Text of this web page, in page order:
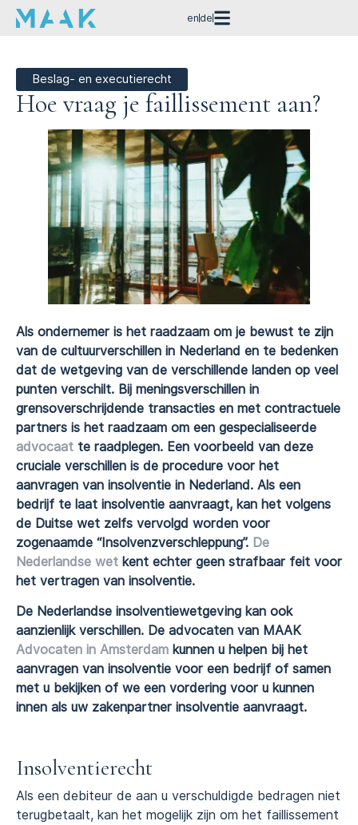
en de
Beslag- en executierecht
Hoe vraag je faillissement aan?
Als ondernemer is het raadzaam om je bewust te zijn
van de cultuurverschillen in Nederland en te bedenken
dat de wetgeving van de verschillende landen op veel
punten verschilt. Bij meningsverschillen in
grensoverschrijdende transacties en met contractuele
partners is het raadzaam om een gespecialiseerde
advocaat te raadplegen. Een voorbeeld van deze
cruciale verschillen is de procedure voor het
aanvragen van insolventie in Nederland. Als een
bedrijf te laat insolventie aanvraagt, kan het volgens
de Duitse wet zelfs vervolgd worden voor
zogenaamde “Insolvenzverschleppung”. De
Nederlandse wet kent echter geen strafbaar feit voor
het vertragen van insolventie.
De Nederlandse insolventiewetgeving kan ook
aanzienlijk verschillen. De advocaten van MAAK
Advocaten in Amsterdam kunnen u helpen bij het
aanvragen van insolventie voor een bedrijf of samen
met u bekijken of we een vordering voor u kunnen
innen als uw zakenpartner insolventie aanvraagt.
Insolventierecht
Als een debiteur de aan u verschuldigde bedragen niet
terugbetaalt, kan het mogelijk zijn om het faillissement